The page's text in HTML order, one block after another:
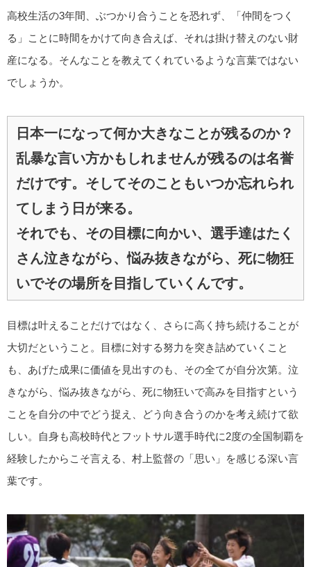
高校生活の3年間、ぶつかり合うことを恐れず、「仲間をつく
る」ことに時間をかけて向き合えば、それは掛け替えのない財
産になる。そんなことを教えてくれているような言葉ではない
でしょうか。
日本一になって何か大きなことが残るのか？
乱暴な言い方かもしれませんが残るのは名誉
だけです。そしてそのこともいつか忘れられ
てしまう日が来る。
それでも、その目標に向かい、選手達はたく
さん泣きながら、悩み抜きながら、死に物狂
いでその場所を目指していくんです。
目標は叶えることだけではなく、さらに高く持ち続けることが
大切だということ。目標に対する努力を突き詰めていくこと
も、あげた成果に価値を見出すのも、その全てが自分次第。泣
きながら、悩み抜きながら、死に物狂いで高みを目指すという
ことを自分の中でどう捉え、どう向き合うのかを考え続けて欲
しい。自身も高校時代とフットサル選手時代に2度の全国制覇を
経験したからこそ言える、村上監督の「思い」を感じる深い言
葉です。